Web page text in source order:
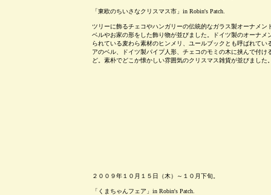
「東欧のちいさなクリスマス市」in Robin's Patch.
ツリーに飾るチェコやハンガリーの伝統的なガラス製オーナメン
ベルやお家の形をした飾り物が並びました。ドイツ製のオーナメ
られている麦わら素材のヒンメリ、ユールブックとも呼ばれてい
アのベル、ドイツ製パイプ人形、チェコのモミの木に挟んで付け
ど。素朴でどこか懐かしい雰囲気のクリスマス雑貨が並びました
２００９年１０月１５日（木）～１０月下旬。
「くまちゃんフェア」in Robin's Patch.